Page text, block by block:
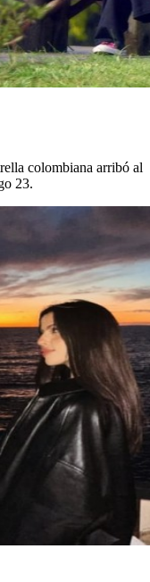
colombiana arribó al
23.